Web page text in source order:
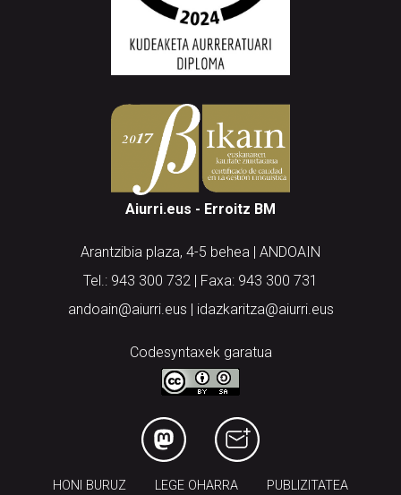
Aiurri.eus - Erroitz BM
Arantzibia plaza, 4-5 behea | ANDOAIN
Tel.: 943 300 732 | Faxa: 943 300 731
andoain@aiurri.eus | idazkaritza@aiurri.eus
Codesyntaxek garatua
HONI BURUZ LEGE OHARRA PUBLIZITATEA